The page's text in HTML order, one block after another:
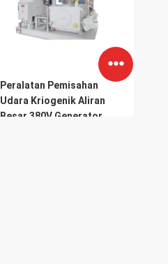
Peralatan Pemisahan
Udara Kriogenik Aliran
Besar 380V Generator